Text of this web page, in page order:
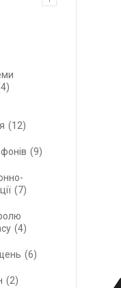
4
12
9
7
4
6
2